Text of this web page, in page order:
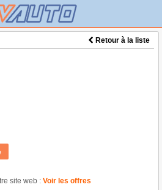
Retour à la liste
site web : Voir les offres